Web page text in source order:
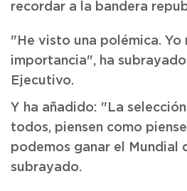
recordar a la bandera
"He visto una polémica. Yo
importancia", ha
Ejecutivo.
Y ha añadido: "La
todos, piensen como
podemos ganar el Mundial
subrayado.